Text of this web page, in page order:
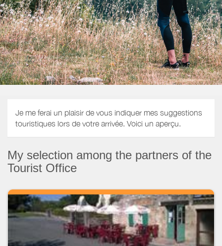
Je me ferai un plaisir de vous indiquer mes suggestions
touristiques lors de votre arrivée. Voici un aperçu.
My selection among the partners of the
Tourist Office